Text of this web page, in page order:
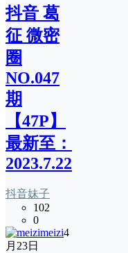
抖音 葛
征 微密
圈
NO.047
期
【47P】
最新至：
2023.7.22
抖音妹子
102
0
meizi4
月23日